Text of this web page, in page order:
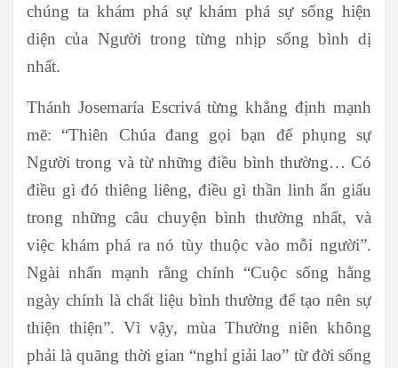
chúng ta khám phá sự khám phá sự sống hiện
diện của Người trong từng nhịp sống bình dị
nhất.
Thánh Josemaría Escrivá từng khẳng định mạnh
mẽ: “Thiên Chúa đang gọi bạn để phụng sự
Người trong và từ những điều bình thường… Có
điều gì đó thiêng liêng, điều gì thần linh ẩn giấu
trong những câu chuyện bình thường nhất, và
việc khám phá ra nó tùy thuộc vào mỗi người”.
Ngài nhấn mạnh rằng chính “Cuộc sống hằng
ngày chính là chất liệu bình thường để tạo nên sự
thiện thiện”. Vì vậy, mùa Thường niên không
phải là quãng thời gian “nghỉ giải lao” từ đời sống